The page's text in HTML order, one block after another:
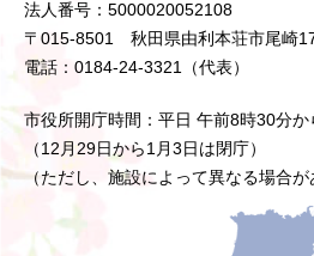
法人番号：5000020052108
〒015-8501 秋田県由利本荘市尾崎
電話：0184-24-3321（代表）
市役所開庁時間：平日 午前8時30分
（12月29日から1月3日は閉庁）
（ただし、施設によって異なる場合が